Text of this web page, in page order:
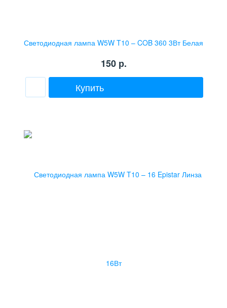
Светодиодная лампа W5W T10 – COB 360 3Вт Белая
150р.
Купить